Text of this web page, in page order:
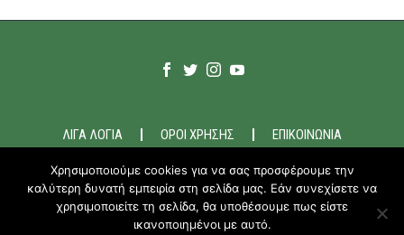
ΛΙΓΑ ΛΟΓΙΑ ΟΡΟΙ ΧΡΗΣΗΣ ΕΠΙΚΟΙΝΩΝΙΑ
2020-21 © ODEM.GR
Χρησιμοποιούμε cookies για να σας προσφέρουμε την
καλύτερη δυνατή εμπειρία στη σελίδα μας. Εάν συνεχίσετε να
χρησιμοποιείτε τη σελίδα, θα υποθέσουμε πως είστε
ικανοποιημένοι με αυτό.